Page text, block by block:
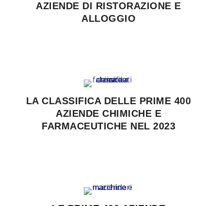
AZIENDE DI RISTORAZIONE E
ALLOGGIO
LA CLASSIFICA DELLE PRIME 400
AZIENDE CHIMICHE E
FARMACEUTICHE NEL 2023